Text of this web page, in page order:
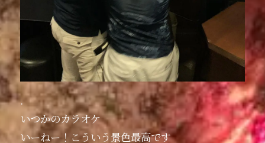
.
いつかのカラオケ
いーねー！こういう景色最高です